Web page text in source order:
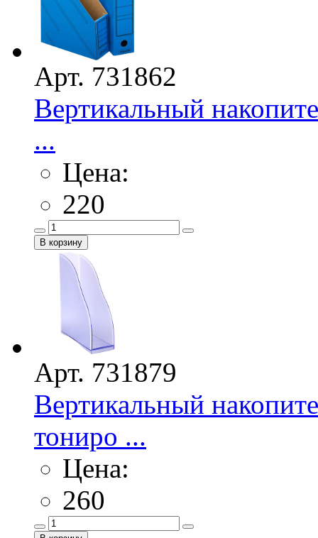
Арт. 731862
Вертикальный
...
Цена:
220
Арт. 731879
Вертикальный
тониро ...
Цена:
260